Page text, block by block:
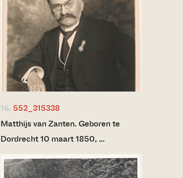
16. 552_315338
Matthijs van Zanten. Geboren te
Dordrecht 10 maart 1850, …